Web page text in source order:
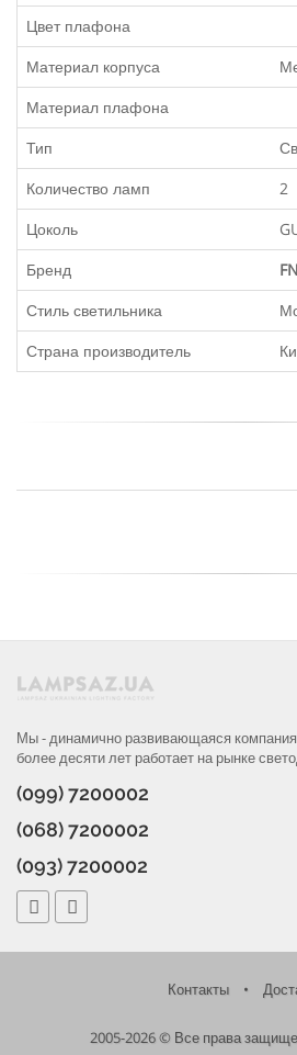
Цвет плафона
Материал корпуса
Материал плафона
Тип
Количество ламп
2
Цоколь
Бренд
FN
Стиль светильника
Страна производитель
Мы - динамично развивающаяся
более десяти лет работает на рынке
(099) 7200002
(068) 7200002
(093) 7200002
Контакты •
2005-2026 © Все права